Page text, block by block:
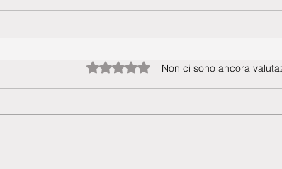
Valutazione 0 stelle su 5.Non ci sono ancora